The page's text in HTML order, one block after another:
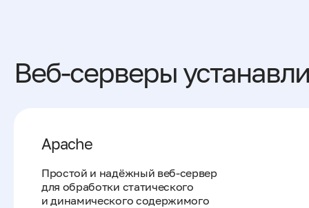
Веб-серверы
Apache
Проcтой и надёжный веб-сервер
для обработки статического
и динамического содержимого